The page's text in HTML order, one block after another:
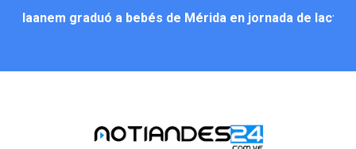
Iaanem graduó a bebés de Mérida en jornada de
Alcalde Nelson Álvarez llevó jornada recreativa a la